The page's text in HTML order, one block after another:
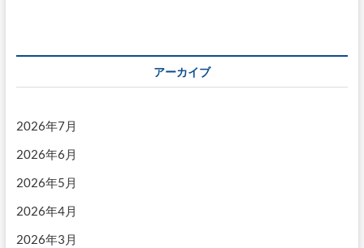
アーカイブ
2026年7月
2026年6月
2026年5月
2026年4月
2026年3月